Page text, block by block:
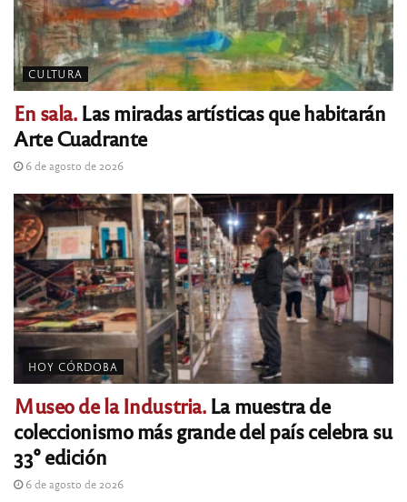
CULTURA
En sala.Las miradas artísticas que habitarán
Arte Cuadrante
6 de agosto de 2026
HOY CÓRDOBA
Museo de la Industria.La muestra de
coleccionismo más grande del país celebra su
33° edición
6 de agosto de 2026